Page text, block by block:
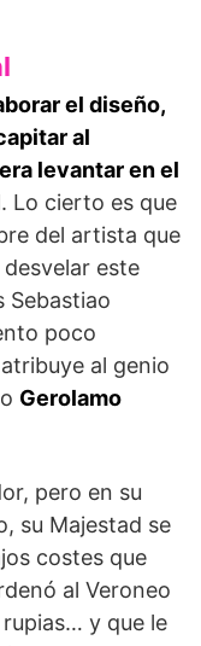
el diseño,
al
levantar en el
. Lo cierto es que
del artista que
este
Sebastiao
poco
al genio
Gerolamo
pero en su
su Majestad se
costes que
al Veroneo
y que le